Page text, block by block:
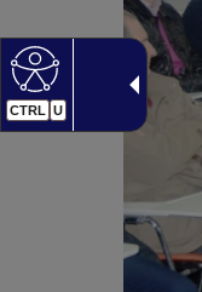
CTRL U